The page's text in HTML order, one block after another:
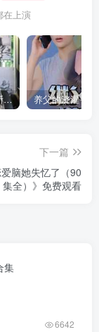
在上演
假戏真做后他永失所爱（60集）程澄＆杨珞仟
下一篇
脑她失忆了（90
集全）》免费观看
集
6642